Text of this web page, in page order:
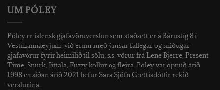
UM PÓLEY
Póley er íslensk gjafavöruverslun sem staðsett er á Bárustíg 8 í
Vestmannaeyjum. við erum með ýmsar fallegar og sniðugar
gjafavörur fyrir heimilið til sölu, s.s. vörur frá Lene Bjerre, Present
Time, Snurk, Iittala, Fuzzy kollur og fleira. Póley var opnuð árið
1998 en síðan árið 2021 hefur Sara Sjöfn Grettisdóttir rekið
verslunina.